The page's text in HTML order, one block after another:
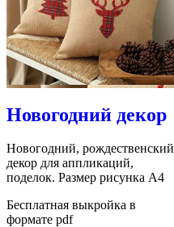
Новогодний декор
Новогодний, рождественский
декор для аппликаций,
поделок. Размер рисунка А4
Бесплатная выкройка в
формате pdf